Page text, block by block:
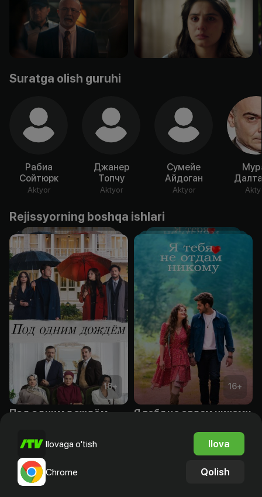
Suratga olish guruhi
Рабиа
Сойтюрк
Aktyor
Джанер
Топчу
Aktyor
Сумейе
Айдоган
Aktyor
Rejissyorning boshqa ishlari
16+
Под одним дождём
16+
Я тебя не отдам никому
Ilovaga o'tish Ilova
Chrome Qolish